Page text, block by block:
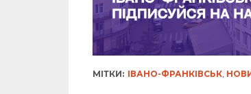
МІТКИ: ІВАНО-ФРАНКІВСЬК,